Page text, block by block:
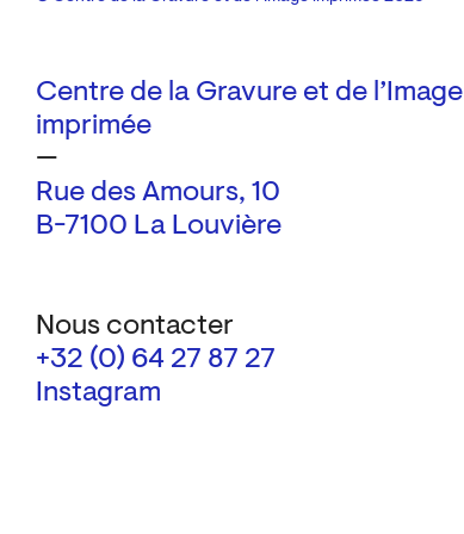
Centre de la Gravure et de l’Image
imprimée
—
Rue des Amours, 10
B-7100 La Louvière
Nous contacter
+32 (0) 64 27 87 27
Instagram